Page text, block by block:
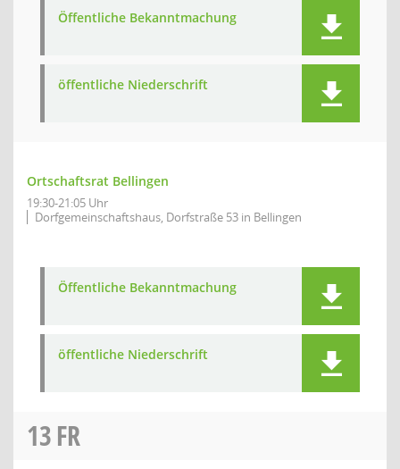
Öffentliche Bekanntmachung
öffentliche Niederschrift
Ortschaftsrat Bellingen
19:30-21:05 Uhr
Dorfgemeinschaftshaus, Dorfstraße 53 in Bellingen
Öffentliche Bekanntmachung
öffentliche Niederschrift
13FR